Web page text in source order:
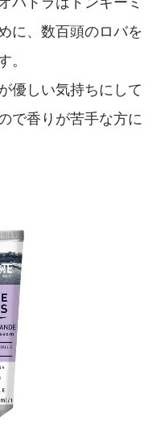
に、数百頭のロバを
優しい気持ちにして
で香りが苦手な方に